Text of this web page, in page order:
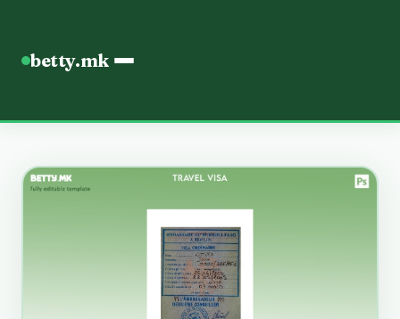
betty.mk